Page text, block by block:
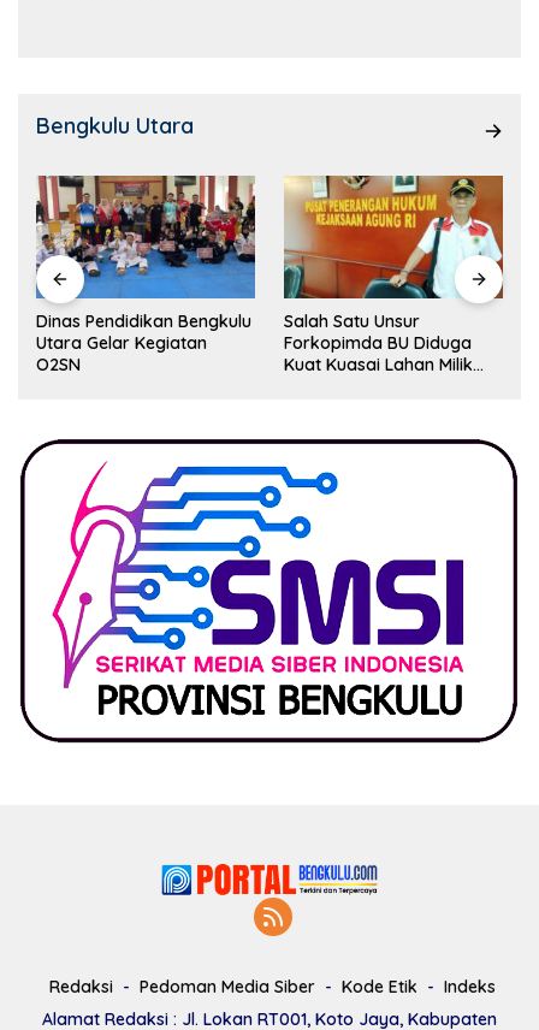
Bengkulu Utara
Dinas Pendidikan Bengkulu
Utara Gelar Kegiatan
O2SN
Salah Satu Unsur
Forkopimda BU Diduga
Kuat Kuasai Lahan Milik
Redaksi Pedoman Media Siber Kode Etik
Indeks
Alamat Redaksi : Jl. Lokan RT001, Koto Jaya, Kabupaten